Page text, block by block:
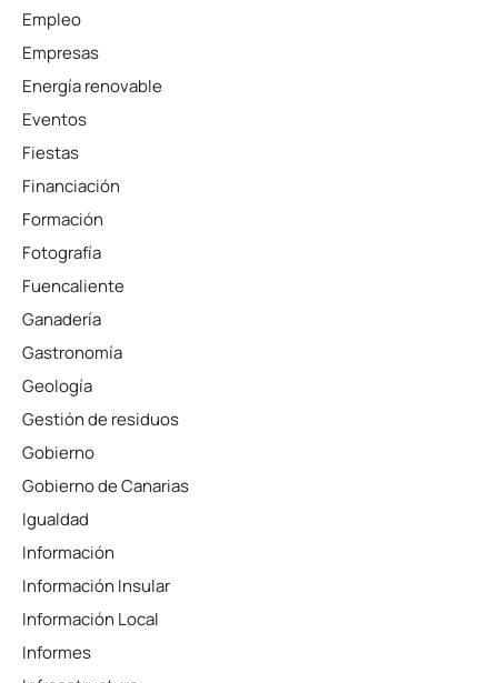
Empleo
Empresas
Energía renovable
Eventos
Fiestas
Financiación
Formación
Fotografía
Fuencaliente
Ganadería
Gastronomía
Geología
Gestión de residuos
Gobierno
Gobierno de Canarias
Igualdad
Información
Información Insular
Información Local
Informes